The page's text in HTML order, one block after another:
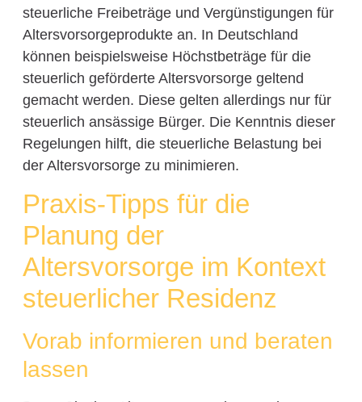
steuerliche Freibeträge und Vergünstigungen für
Altersvorsorgeprodukte an. In Deutschland
können beispielsweise Höchstbeträge für die
steuerlich geförderte Altersvorsorge geltend
gemacht werden. Diese gelten allerdings nur für
steuerlich ansässige Bürger. Die Kenntnis dieser
Regelungen hilft, die steuerliche Belastung bei
der Altersvorsorge zu minimieren.
Praxis-Tipps für die
Planung der
Altersvorsorge im Kontext
steuerlicher Residenz
Vorab informieren und beraten
lassen